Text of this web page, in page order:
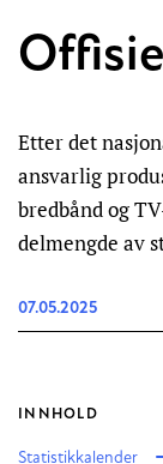
Etter det
ansvarlig
bredbånd og
delmengde av
07.05.2025
INNHOLD
Statistikkalender